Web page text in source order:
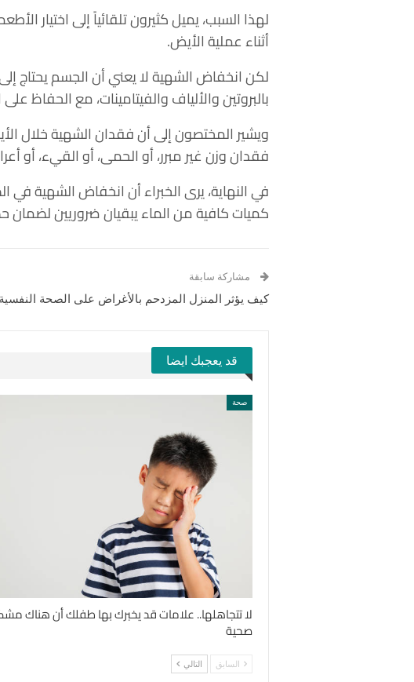
لهذا السبب، يميل كثيرون تلقائياً إلى اختيار
أثناء عملية الأيض.
لكن انخفاض الشهية لا يعني أن الجسم يحتاج
بالبروتين والألياف والفيتامينات، مع الحفاظ
ويشير المختصون إلى أن فقدان الشهية خلال
فقدان وزن غير مبرر، أو الحمى، أو القيء،
في النهاية، يرى الخبراء أن انخفاض الشهية
كميات كافية من الماء يبقيان ضروريين لضمان
مشاركة سابقة
كيف يؤثر المنزل المزدحم بالأغراض على الصحة
قد يعجبك ايضا
صحة
لا تتجاهلها.. علامات قد يخبرك بها طفلك أن هناك
صحية
السابق التالي